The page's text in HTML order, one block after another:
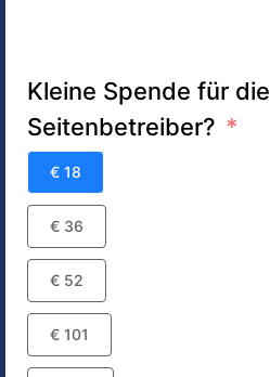
Kleine Spende für die
Seitenbetreiber?
€ 18
€ 36
€ 52
€ 101